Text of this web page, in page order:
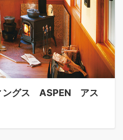
ングス ASPEN アス